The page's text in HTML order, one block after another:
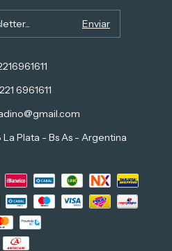
6961611
La Plata - Bs As - Argentina